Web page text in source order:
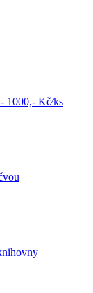
1000,- Kč⁄ks